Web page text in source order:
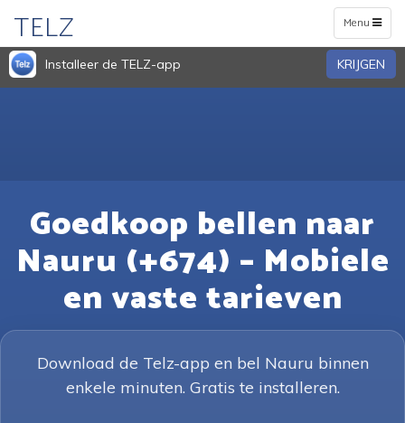
Toggle
navigation
Menu
TELZ
Installeer de TELZ-app KRIJGEN
Goedkoop bellen naar
Nauru (+674) – Mobiele
en vaste tarieven
Download de Telz-app en bel Nauru binnen
enkele minuten. Gratis te installeren.